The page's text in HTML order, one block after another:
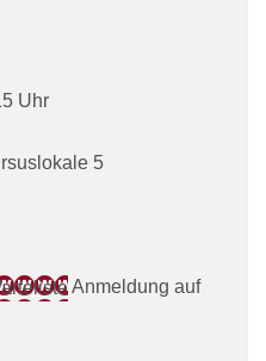
Uhr
5
Anmeldung auf